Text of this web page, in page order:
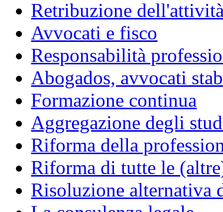
Retribuzione
Avvocati e fisco
Responsabilità
Abogados, avvocati
Formazione continua
Aggregazione degli
Riforma della
Riforma di tutte le
Risoluzione alternativa